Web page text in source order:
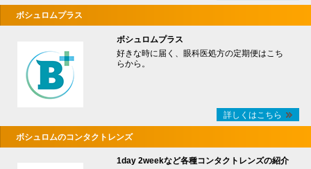
ボシュロムプラス
ボシュロムプラス
好きな時に届く、眼科医処方の定期便はこち
らから。
詳しくはこちら
ボシュロムのコンタクトレンズ
1day 2weekなど各種コンタクトレンズの紹介